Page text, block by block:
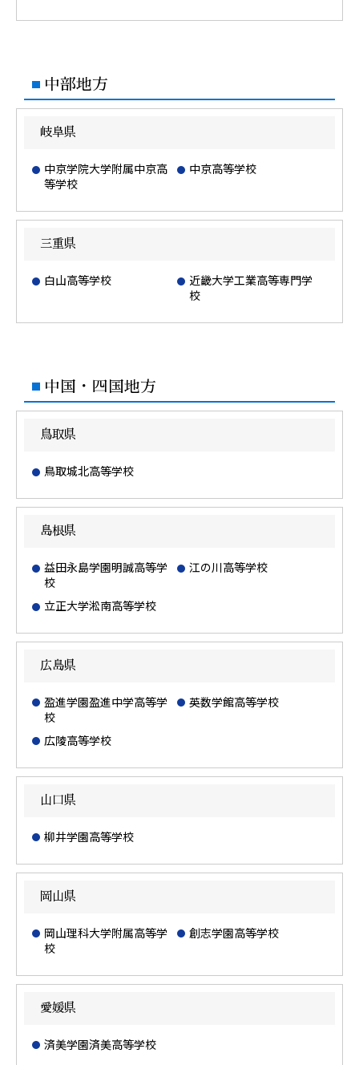
中部地方
岐阜県
中京学院大学附属中京高
等学校
中京高等学校
三重県
白山高等学校
近畿大学工業高等専門学
校
中国・四国地方
鳥取県
鳥取城北高等学校
島根県
益田永島学園明誠高等学
校
江の川高等学校
立正大学淞南高等学校
広島県
盈進学園盈進中学高等学
校
英数学館高等学校
広陵高等学校
山口県
柳井学園高等学校
岡山県
岡山理科大学附属高等学
校
創志学園高等学校
愛媛県
済美学園済美高等学校